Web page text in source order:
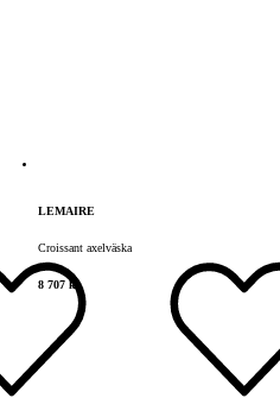
LEMAIRE
Croissant axelväska
8 707 kr